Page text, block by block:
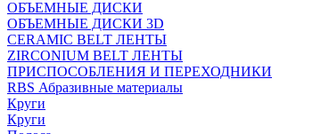
ОБЪЕМНЫЕ ДИСКИ
ОБЪЕМНЫЕ ДИСКИ 3D
CERAMIC BELT ЛЕНТЫ
ZIRCONIUM BELT ЛЕНТЫ
ПРИСПОСОБЛЕНИЯ И ПЕРЕХОДНИКИ
RBS Абразивные материалы
Круги
Круги